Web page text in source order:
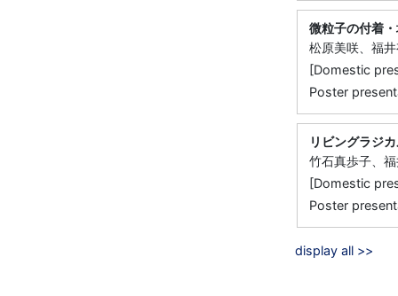
微粒子の付着
松原美咲、福
[Domestic
Poster
リビングラジ
竹石真歩子、
[Domestic
Poster
display all >>